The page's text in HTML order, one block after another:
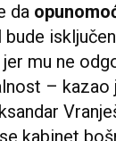
da
bude
mu ne
– kazao
kabinet